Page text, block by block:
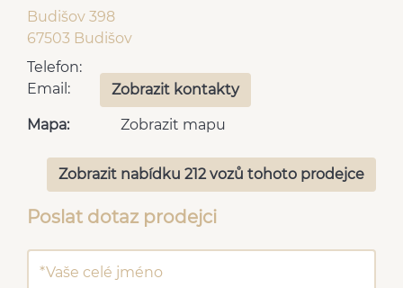
Budišov 398
67503 Budišov
Telefon:
Email:
Zobrazit kontakty
Mapa: Zobrazit mapu
Zobrazit nabídku 212 vozů tohoto prodejce
Poslat dotaz prodejci